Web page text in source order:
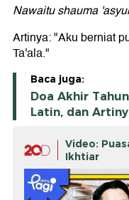
Nawaitu shauma
Artinya: "Aku berniat
Ta'ala."
Baca juga:
Doa Akhir
Latin, dan
Video:
Ikhtiar